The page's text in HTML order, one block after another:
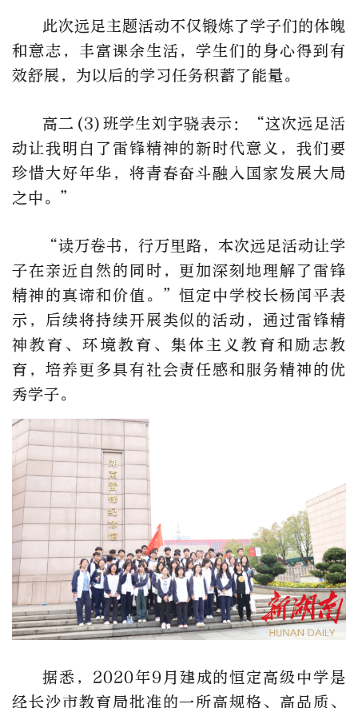
此次远足主题活动不仅锻炼了学子们的体魄
和意志，丰富课余生活，学生们的身心得到有
效舒展，为以后的学习任务积蓄了能量。
高二(3)班学生刘宇骁表示：“这次远足活
动让我明白了雷锋精神的新时代意义，我们要
珍惜大好年华，将青春奋斗融入国家发展大局
之中。”
“读万卷书，行万里路，本次远足活动让学
子在亲近自然的同时，更加深刻地理解了雷锋
精神的真谛和价值。”恒定中学校长杨闰平表
示，后续将持续开展类似的活动，通过雷锋精
神教育、环境教育、集体主义教育和励志教
育，培养更多具有社会责任感和服务精神的优
秀学子。
据悉，2020年9月建成的恒定高级中学是
经长沙市教育局批准的一所高规格、高品质、